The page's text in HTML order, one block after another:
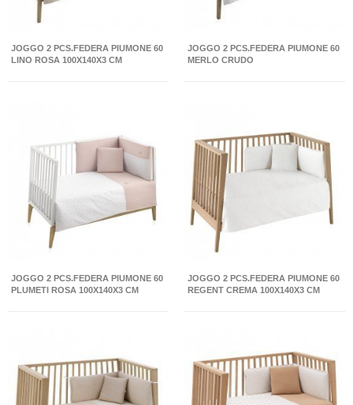
JOGGO 2 PCS.FEDERA PIUMONE 60
LINO ROSA 100X140X3 CM
JOGGO 2 PCS.FEDERA PIUMONE 60
MERLO CRUDO
JOGGO 2 PCS.FEDERA PIUMONE 60
PLUMETI ROSA 100X140X3 CM
JOGGO 2 PCS.FEDERA PIUMONE 60
REGENT CREMA 100X140X3 CM